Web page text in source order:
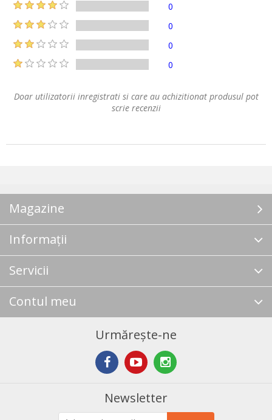
0
0
0
0
Doar utilizatorii inregistrati si care au achizitionat produsul pot
scrie recenzii
Magazine
Informații
Servicii
Contul meu
Urmărește-ne
Newsletter